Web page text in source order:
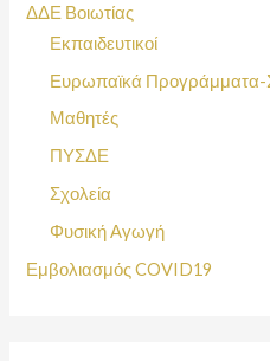
ΔΔΕ Βοιωτίας
Εκπαιδευτικοί
Ευρωπαϊκά Προγράμματα-
Μαθητές
ΠΥΣΔΕ
Σχολεία
Φυσική Αγωγή
Εμβολιασμός COVID19